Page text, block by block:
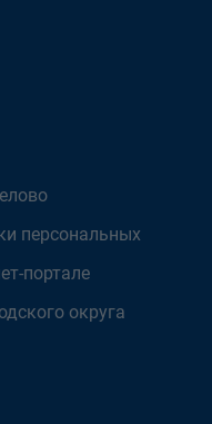
персональных
портале
округа